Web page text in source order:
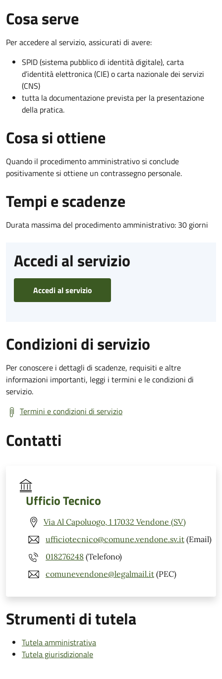
Cosa serve
Per accedere al servizio, assicurati di avere:
SPID (sistema pubblico di identità digitale), carta
d’identità elettronica (CIE) o carta nazionale dei servizi
(CNS)
tutta la documentazione prevista per la presentazione
della pratica.
Cosa si ottiene
Quando il procedimento amministrativo si conclude
positivamente si ottiene un contrassegno personale.
Tempi e scadenze
Durata massima del procedimento amministrativo: 30 giorni
Accedi al servizio
Accedi al servizio
Condizioni di servizio
Per conoscere i dettagli di scadenze, requisiti e altre
informazioni importanti, leggi i termini e le condizioni di
servizio.
Termini e condizioni di servizio
Contatti
Ufficio Tecnico
Via Al Capoluogo, 1 17032 Vendone (SV)
ufficiotecnico@comune.vendone.sv.it (Email)
018276248 (Telefono)
comunevendone@legalmail.it (PEC)
Strumenti di tutela
Tutela amministrativa
Tutela giurisdizionale